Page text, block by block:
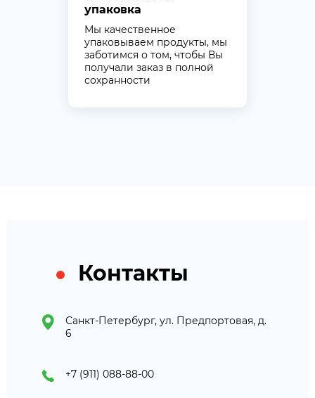
упаковка
Мы качественное
упаковываем продукты, мы
заботимся о том, чтобы Вы
получали заказ в полной
сохранности
Контакты
Санкт-Петербург, ул. Предпортовая, д.
6
+7 (911) 088-88-00